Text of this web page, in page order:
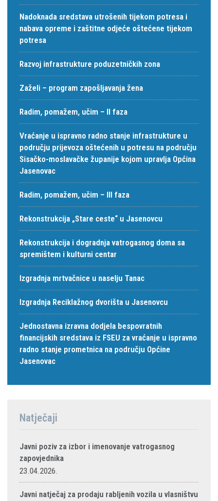
Nadoknada sredstava utrošenih tijekom potresa i
nabava opreme i zaštitne odjeće oštećene tijekom
potresa
Razvoj infrastrukture poduzetničkih zona
Zaželi – program zapošljavanja žena
Radim, pomažem, učim – II faza
Vraćanje u ispravno radno stanje infrastrukture u
području prijevoza oštećenih u potresu na području
Sisačko-moslavačke županije kojom upravlja Općina
Jasenovac
Radim, pomažem, učim – III faza
Rekonstrukcija „Stare ceste“ u Jasenovcu
Rekonstrukcija i dogradnja vatrogasnog doma sa
spremištem i kulturni centar
Izgradnja mrtvačnice u naselju Tanac
Izgradnja Reciklažnog dvorišta u Jasenovcu
Jednostavna izravna dodjela bespovratnih
financijskih sredstava iz FSEU za vraćanje u ispravno
radno stanje prometnica na području Općine
Jasenovac
Natječaji
Javni poziv za izbor i imenovanje vatrogasnog
zapovjednika
23.04.2026.
Javni natječaj za prodaju rabljenih vozila u vlasništvu